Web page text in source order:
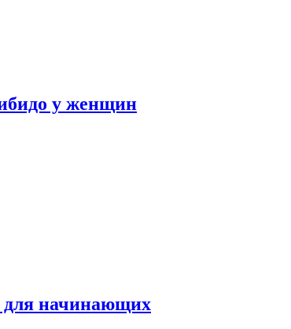
у женщин
для начинающих